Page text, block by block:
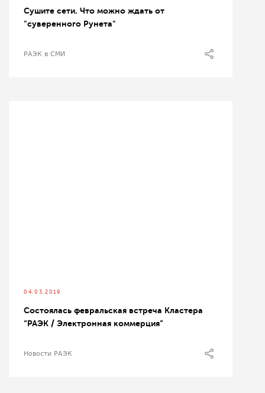
Сушите сети. Что можно ждать от
"суверенного Рунета"
РАЭК в СМИ
04.03.2019
Состоялась февральская встреча Кластера
“РАЭК / Электронная коммерция”
Новости РАЭК